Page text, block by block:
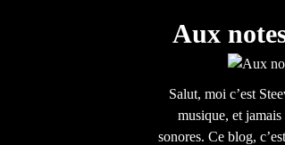
Aux
Salut, moi c’est
musique, et jamais
sonores. Ce blog,